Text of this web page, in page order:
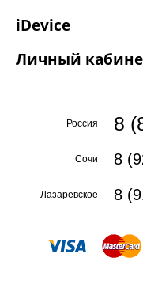
iDevice
Личный
Россия 8
Сочи 8
Лазаревское 8